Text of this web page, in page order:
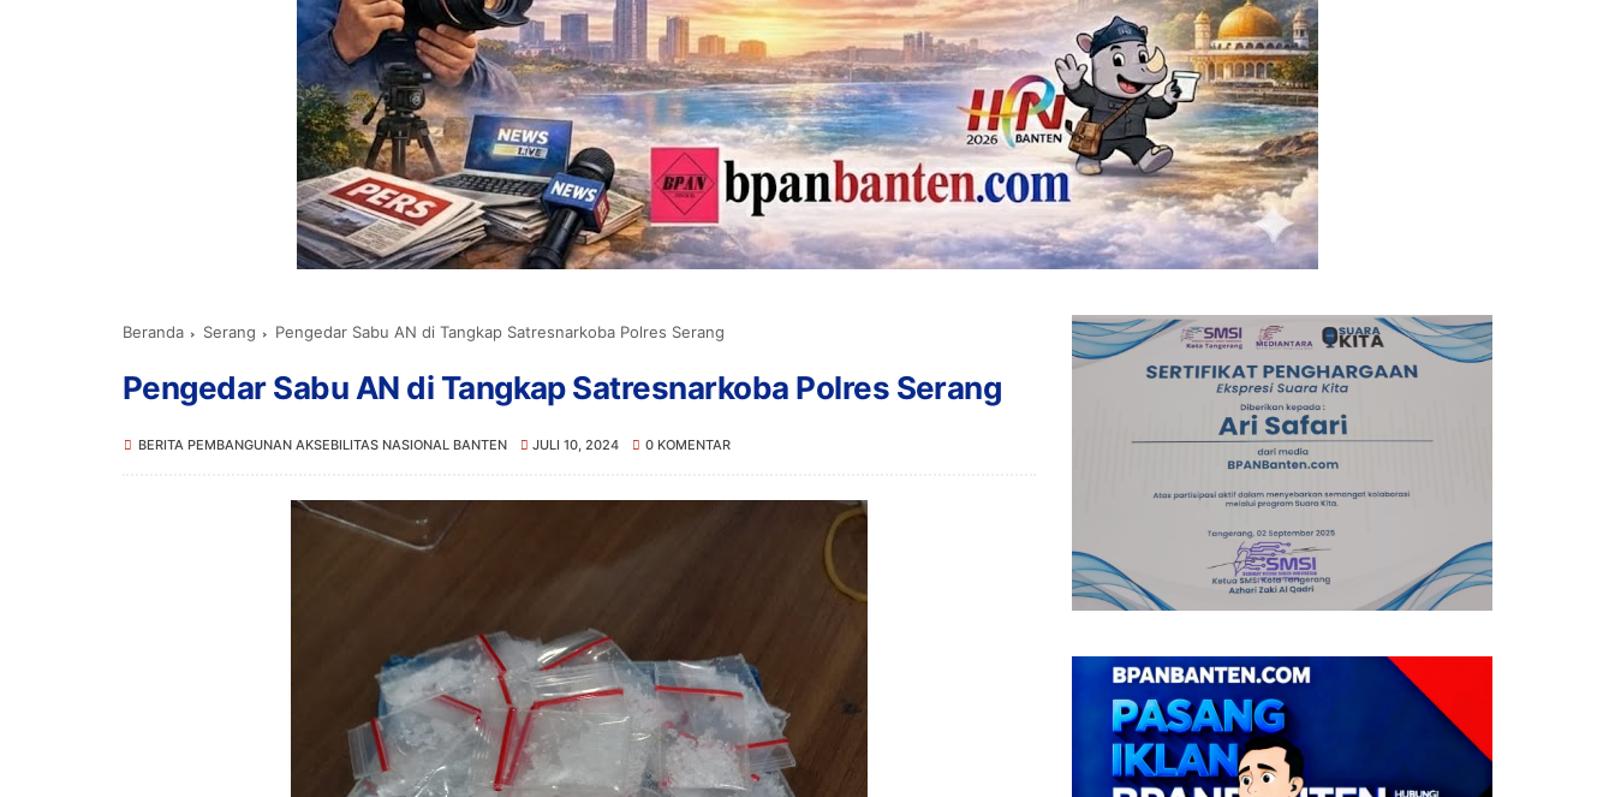
Beranda Serang Pengedar Sabu AN di Tangkap Satresnarkoba Polres Serang
Pengedar Sabu AN di Tangkap Satresnarkoba Polres Serang
BERITA PEMBANGUNAN AKSEBILITAS NASIONAL BANTEN JULI 10, 2024 0 KOMENTAR